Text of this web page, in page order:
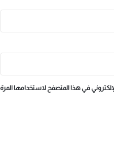
في هذا المتصفح لاستخدامها المرة